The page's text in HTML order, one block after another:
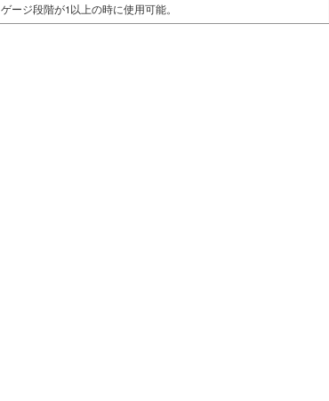
ゲージ段階が1以上の時に使用可能。